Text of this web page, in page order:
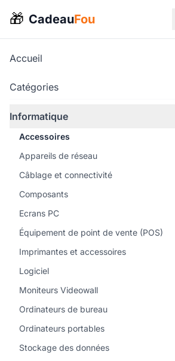
🎁 CadeauFou
Accueil
Catégories
Informatique
Accessoires
Appareils de réseau
Câblage et connectivité
Composants
Ecrans PC
Équipement de point de vente (POS)
Imprimantes et accessoires
Logiciel
Moniteurs Videowall
Ordinateurs de bureau
Ordinateurs portables
Stockage des données